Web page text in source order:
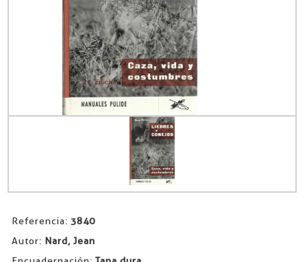
Referencia: 3840
Autor: Nard, Jean